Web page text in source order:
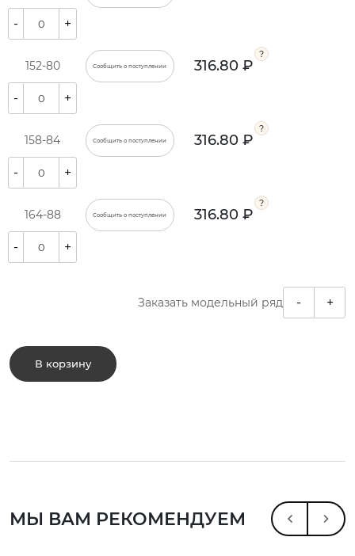
- +
152-80 Сообщить о поступлении 316.80 ₽
- +
158-84 Сообщить о поступлении 316.80 ₽
- +
164-88 Сообщить о поступлении 316.80 ₽
- +
Заказать модельный ряд - +
В корзину
МЫ ВАМ РЕКОМЕНДУЕМ